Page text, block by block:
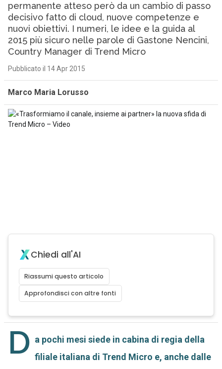
permanente atteso però da un cambio di passo
decisivo fatto di cloud, nuove competenze e
nuovi obiettivi. I numeri, le idee e la guida al
2015 più sicuro nelle parole di Gastone Nencini,
Country Manager di Trend Micro
Pubblicato il 14 Apr 2015
Marco Maria Lorusso
Chiedi all'AI
Riassumi questo articolo
Approfondisci con altre fonti
D a pochi mesi siede in cabina di regia della
filiale italiana di Trend Micro e, anche dalle